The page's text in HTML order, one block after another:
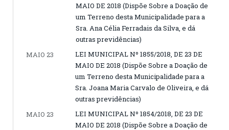
MAIO DE 2018 (Dispõe Sobre a Doação de
um Terreno desta Municipalidade para a
Sra. Ana Célia Ferradais da Silva, e dá
outras previdências)
MAIO 23
LEI MUNICIPAL Nº 1855/2018, DE 23 DE
MAIO DE 2018 (Dispõe Sobre a Doação de
um Terreno desta Municipalidade para a
Sra. Joana Maria Carvalo de Oliveira, e dá
outras previdências)
MAIO 23
LEI MUNICIPAL Nº 1854/2018, DE 23 DE
MAIO DE 2018 (Dispõe Sobre a Doação de